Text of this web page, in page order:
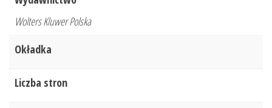
Wolters Kluwer Polska
Okładka
Liczba stron